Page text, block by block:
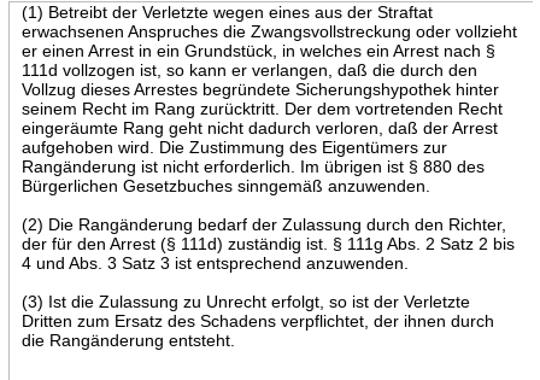
(1) Betreibt der Verletzte wegen eines aus der Straftat
erwachsenen Anspruches die Zwangsvollstreckung oder vollzieht
er einen Arrest in ein Grundstück, in welches ein Arrest nach §
111d vollzogen ist, so kann er verlangen, daß die durch den
Vollzug dieses Arrestes begründete Sicherungshypothek hinter
seinem Recht im Rang zurücktritt. Der dem vortretenden Recht
eingeräumte Rang geht nicht dadurch verloren, daß der Arrest
aufgehoben wird. Die Zustimmung des Eigentümers zur
Rangänderung ist nicht erforderlich. Im übrigen ist § 880 des
Bürgerlichen Gesetzbuches sinngemäß anzuwenden.
(2) Die Rangänderung bedarf der Zulassung durch den Richter,
der für den Arrest (§ 111d) zuständig ist. § 111g Abs. 2 Satz 2 bis
4 und Abs. 3 Satz 3 ist entsprechend anzuwenden.
(3) Ist die Zulassung zu Unrecht erfolgt, so ist der Verletzte
Dritten zum Ersatz des Schadens verpflichtet, der ihnen durch
die Rangänderung entsteht.